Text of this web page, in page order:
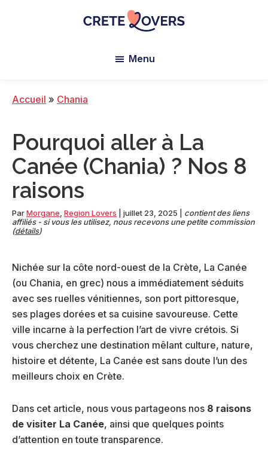
Menu
Accueil » Chania
Pourquoi aller à La
Canée (Chania) ? Nos 8
raisons
ParMorgane Region Lovers juillet 23, 2025
contient des liens
affiliés - si vous les utilisez, nous recevons une petite commission
(détails)
Nichée sur la côte nord-ouest de la Crète, La Canée
(ou Chania, en grec) nous a immédiatement séduits
avec ses ruelles vénitiennes, son port pittoresque,
ses plages dorées et sa cuisine savoureuse. Cette
ville incarne à la perfection l’art de vivre crétois. Si
vous cherchez une destination mêlant culture, nature,
histoire et détente, La Canée est sans doute l’un des
meilleurs choix en Crète.
Dans cet article, nous vous partageons nos 8 raisons
de visiter La Canée, ainsi que quelques points
d’attention en toute transparence.